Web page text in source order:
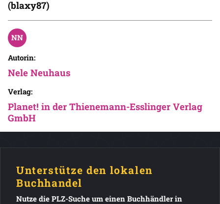
(blaxy87)
Autorin:
Nele Neuhaus
Verlag:
Planet! in der Thienemann-Esslinger Verlag
GmbH
Unterstütze den lokalen
Buchhandel
Nutze die PLZ-Suche um einen Buchhändler in